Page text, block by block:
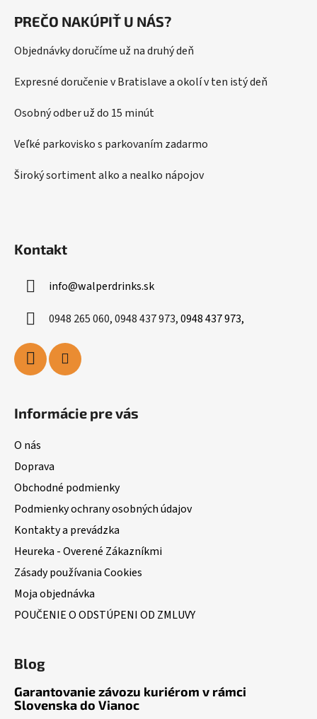
PREČO NAKÚPIŤ U NÁS?
Objednávky doručíme už na druhý deň
Expresné doručenie v Bratislave a okolí v ten istý deň
Osobný odber už do 15 minút
Veľké parkovisko s parkovaním zadarmo
Široký sortiment alko a nealko nápojov
Kontakt
info@walperdrinks.sk
0948 265 060, 0948 437 973,0948 437 973,
Informácie pre vás
O nás
Doprava
Obchodné podmienky
Podmienky ochrany osobných údajov
Kontakty a prevádzka
Heureka - Overené Zákazníkmi
Zásady používania Cookies
Moja objednávka
POUČENIE O ODSTÚPENI OD ZMLUVY
Blog
Garantovanie závozu kuriérom v rámci
Slovenska do Vianoc